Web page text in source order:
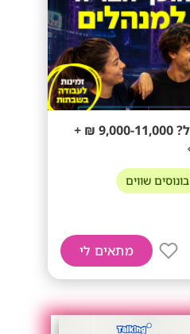
רוצים להיכנס לניהול? 9,000-11,000 ₪ +
בונוסים שווים
מתאים לי